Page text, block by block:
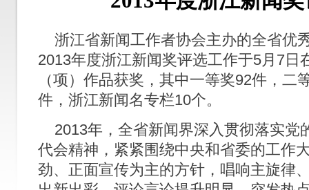
浙江省新闻工作者协会主办的全省
2013年度浙江新闻奖评选工作于5月7日
（项）作品获奖，其中一等奖92件，二
件，浙江新闻名专栏10个。
2013年，全省新闻界深入贯彻落实党
代会精神，紧紧围绕中央和省委的工作
劲、正面宣传为主的方针，唱响主旋律